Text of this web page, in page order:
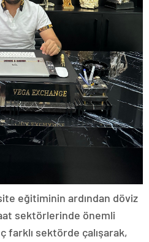
eğitiminin ardından döviz
sektörlerinde önemli
farklı sektörde çalışarak,